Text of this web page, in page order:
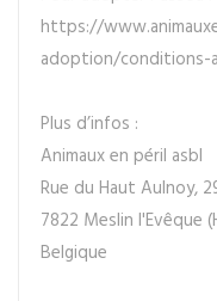
https://
adoption/
Plus d’infos :
Animaux en péril asbl
Rue du Haut Aulnoy,
7822 Meslin l'Evêque
Belgique